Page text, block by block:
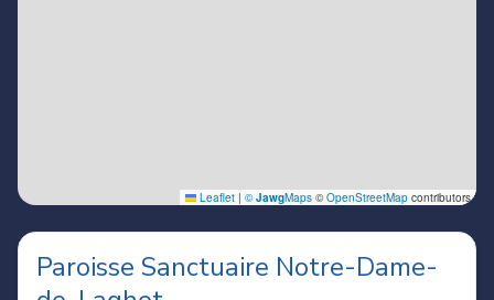
Paroisse Sanctuaire Notre-Dame-